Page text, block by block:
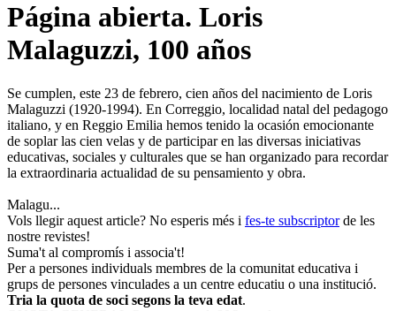
Página abierta. Loris
Malaguzzi, 100 años
Se cumplen, este 23 de febrero, cien años del nacimiento de Loris
Malaguzzi (1920-1994). En Correggio, localidad natal del pedagogo
italiano, y en Reggio Emilia hemos tenido la ocasión emocionante
de soplar las cien velas y de participar en las diversas iniciativas
educativas, sociales y culturales que se han organizado para recordar
la extraordinaria actualidad de su pensamiento y obra.
Malagu...
Vols llegir aquest article? No esperis més i fes-te subscriptor de les
nostre revistes!
Suma't al compromís i associa't!
Per a persones individuals membres de la comunitat educativa i
grups de persones vinculades a un centre educatiu o una institució.
Tria la quota de soci segons la teva edat.